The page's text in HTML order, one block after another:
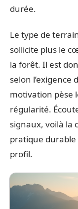
durée.
Le type de
sollicite plus le
la forêt. Il est
selon l’exigence
motivation pèse
régularité.
signaux, voilà la
pratique
profil.